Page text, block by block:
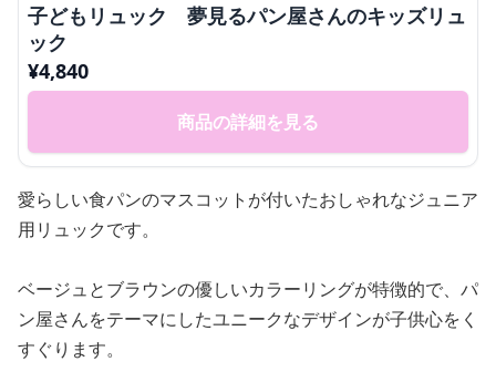
子どもリュック 夢見るパン屋さんのキッズリュ
ック
¥4,840
商品の詳細を見る
愛らしい食パンのマスコットが付いたおしゃれなジュニア
用リュックです。
ベージュとブラウンの優しいカラーリングが特徴的で、パ
ン屋さんをテーマにしたユニークなデザインが子供心をく
すぐります。